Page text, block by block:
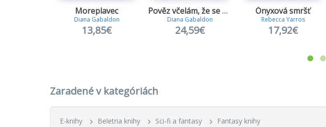
Moreplavec
Diana Gabaldon
13,85€
Pověz včelám, že se nevrátím
Diana Gabaldon
24,59€
Ónyxová smršť
Rebecca Yarros
17,92€
Zaradené v kategóriách
E-knihy Beletria knihy Sci-fi a fantasy Fantasy knihy